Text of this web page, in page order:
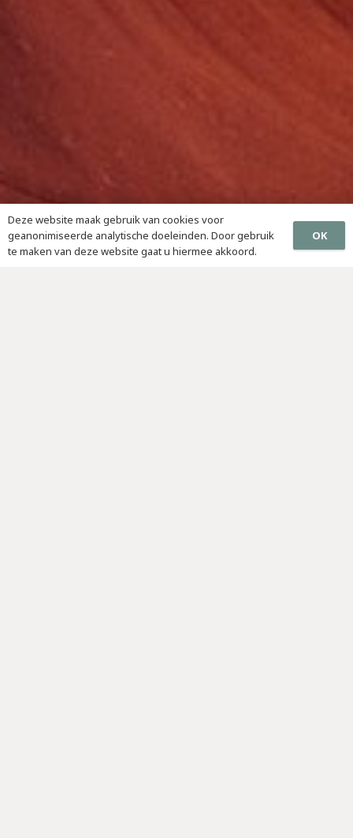
Deze website maak gebruik van cookies voor
geanonimiseerde analytische doeleinden. Door gebruik
te maken van deze website gaat u hiermee akkoord.
OK